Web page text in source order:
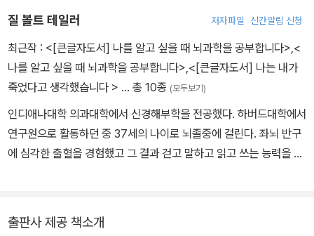
랐으며 아마존에서는 지금도 여전히 뇌졸중 분야 1위를 기록하고 있
우리 마음의 네 가지 캐릭터에 대해 이야기한다. 뇌과학, 신경해부학,
심리학이 결합된 이 독특한 책에서 독자들은 과학자의 지성으로 고통
을 이겨내며 발견한 한 인간의 놀라운 통찰력을 만나게 된다. drjillta
ylor.com
투 디스》 《뮤지코필리아》 《하늘의 모든 새들》 《시선들》 등이 있다.
질 볼트 테일러 저자파일 신간알림 신청
최근작 : <[큰글자도서] 나를 알고 싶을 때 뇌과학을 공부합니다>,<
나를 알고 싶을 때 뇌과학을 공부합니다>,<[큰글자도서] 나는 내가
죽었다고 생각했습니다 > … 총 10종 (모두보기)
인디애나대학 의과대학에서 신경해부학을 전공했다. 하버드대학에서
연구원으로 활동하던 중 37세의 나이로 뇌졸중에 걸린다. 좌뇌 반구
에 심각한 출혈을 경험했고 그 결과 걷고 말하고 읽고 쓰는 능력을 잃
회복 후 그는 이 특별한 경험을 TED 강연으로 공개했고 조회 수 25
출판사 제공 책소개